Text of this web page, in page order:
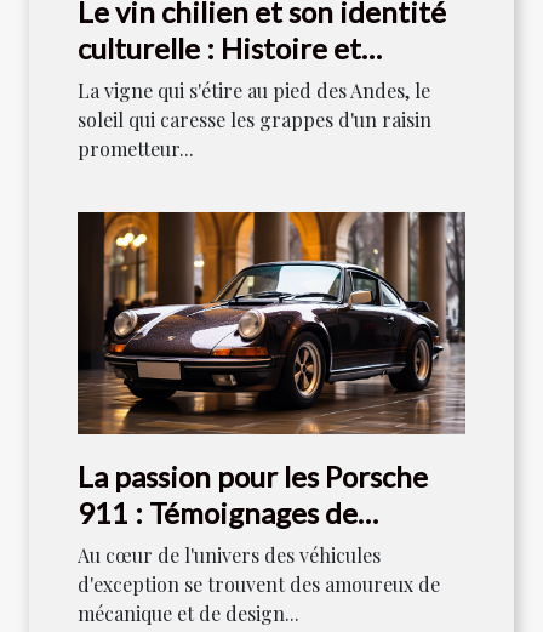
Le vin chilien et son identité
culturelle : Histoire et
tradition
La vigne qui s'étire au pied des Andes, le
soleil qui caresse les grappes d'un raisin
prometteur...
La passion pour les Porsche
911 : Témoignages de
collectionneurs
Au cœur de l'univers des véhicules
d'exception se trouvent des amoureux de
mécanique et de design...